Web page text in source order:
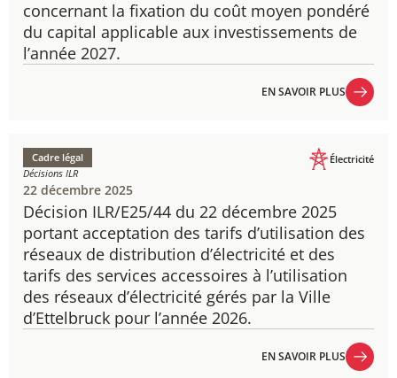
concernant la fixation du coût moyen pondéré
du capital applicable aux investissements de
l’année 2027.
EN SAVOIR PLUS
Décision ILR/E25/44 du 22 décembre 2025
portant acceptation des tarifs d’utilisation des
réseaux de distribution d’électricité et des
tarifs des services accessoires à l’utilisation
des réseaux d’électricité gérés par la Ville
d’Ettelbruck pour l’année 2026.
Cadre légal
Décisions ILR
Électricité
22 décembre 2025
EN SAVOIR PLUS